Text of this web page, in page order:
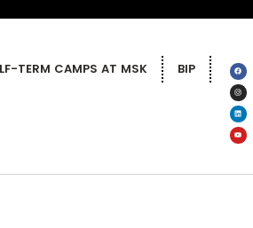
TERM CAMPS AT MSK BIP